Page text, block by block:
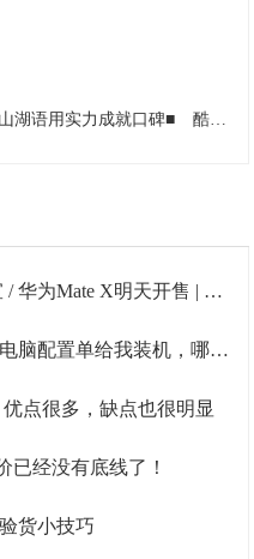
湖语用实力成就口碑■ 酷开网络构建智慧营销体系 聚焦家庭幸福感催生新价值
X明天开售 | 科技新鲜事
单给我装机，哪里有这货哦？
优点很多，缺点也很明显
已经没有底线了！
货小技巧